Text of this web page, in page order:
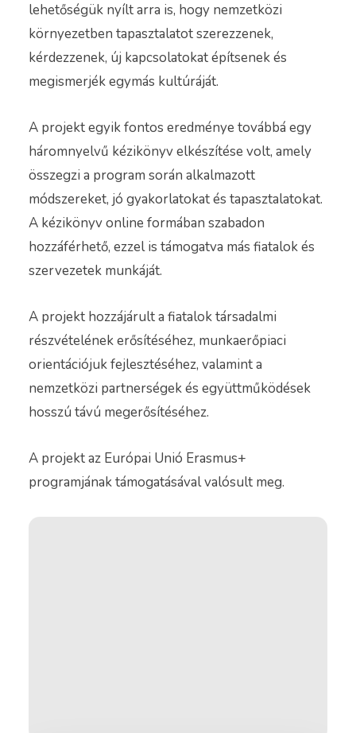
lehetőségük nyílt arra is, hogy nemzetközi
környezetben tapasztalatot szerezzenek,
kérdezzenek, új kapcsolatokat építsenek és
megismerjék egymás kultúráját.
A projekt egyik fontos eredménye továbbá egy
háromnyelvű kézikönyv elkészítése volt, amely
összegzi a program során alkalmazott
módszereket, jó gyakorlatokat és tapasztalatokat.
A kézikönyv online formában szabadon
hozzáférhető, ezzel is támogatva más fiatalok és
szervezetek munkáját.
A projekt hozzájárult a fiatalok társadalmi
részvételének erősítéséhez, munkaerőpiaci
orientációjuk fejlesztéséhez, valamint a
nemzetközi partnerségek és együttműködések
hosszú távú megerősítéséhez.
A projekt az Európai Unió Erasmus+
programjának támogatásával valósult meg.